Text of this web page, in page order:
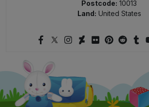
Postcode: 10013
Land: United States